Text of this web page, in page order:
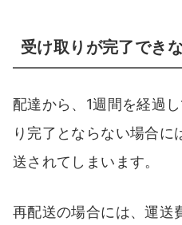
受け取りが完了でき
配達から、1週間を経過
り完了とならない場合に
送されてしまいます。
再配送の場合には、運送